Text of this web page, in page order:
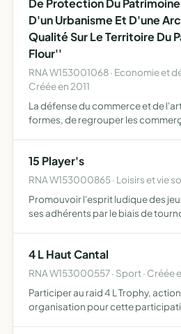
De Protection Du
D'un Urbanisme Et D'une
Qualité Sur Le Territoire Du
Flour''
RNA W153001068 · Economie et
Créée en 2011
La défense du commerce et de
formes, de regrouper les
po…
15 Player's
RNA W153000865 · Loisirs et vie
Promouvoir l'esprit ludique des
ses adhérents par le biais de
4 L Haut Cantal
RNA W153000557 · Sport · Créée
Participer au raid 4 L Trophy,
organisation pour cette